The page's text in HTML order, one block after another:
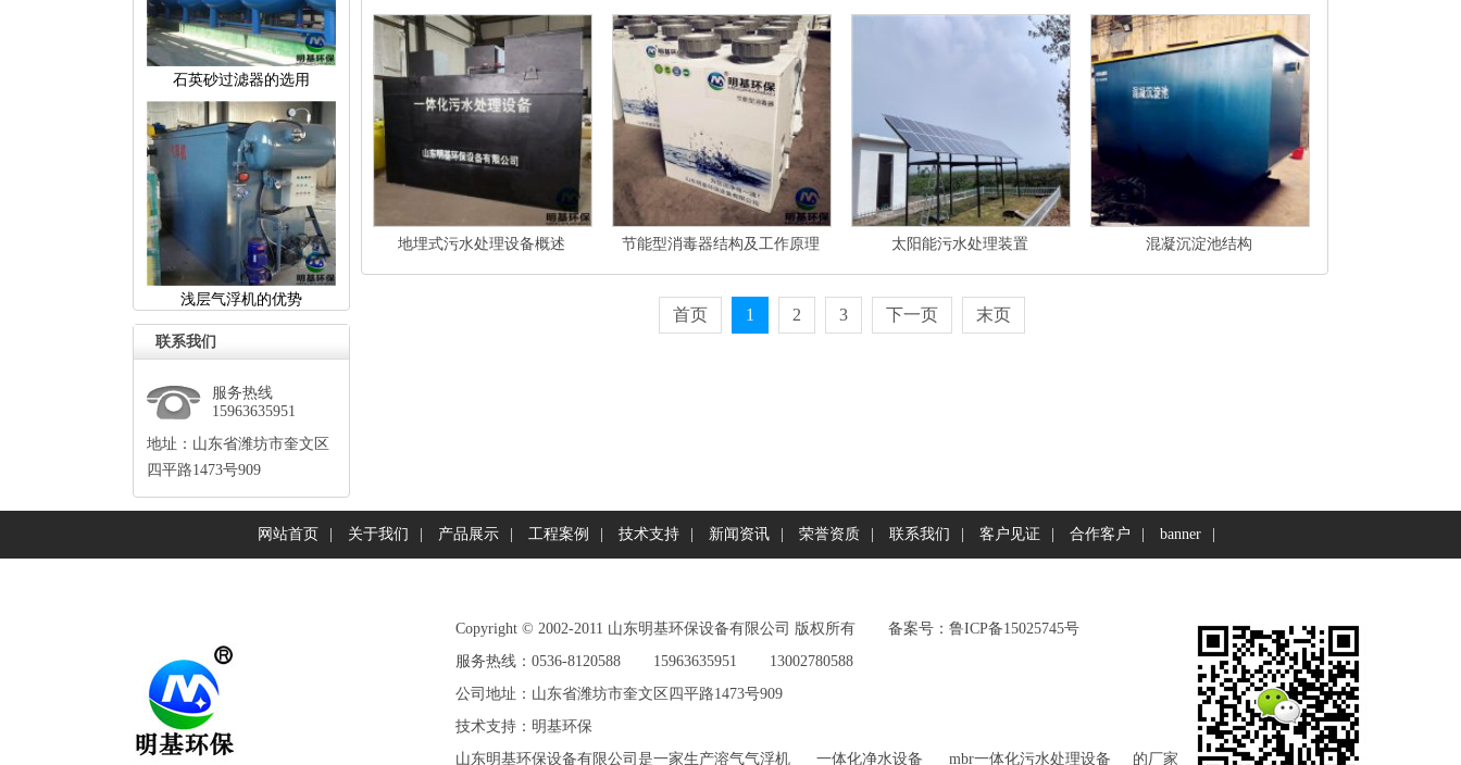
石英砂过滤器的选用
浅层气浮机的优势
联系我们
服务热线
15963635951
地址：山东省潍坊市奎文区
四平路1473号909
地埋式污水处理设备概述 节能型消毒器结构及工作原理 太阳能污水处理装置 混凝沉淀池结构
首页 1 2 3 下一页 末页
网站首页 关于我们 产品展示 工程案例 技术支持 新闻资讯 荣誉资质 联系我们 客户见证 合作客户 banner
Copyright©2002-2011山东明基环保设备有限公司版权所有 备案号： 鲁ICP备15025745号
服务热线：0536-8120588
15963635951
13002780588
公司地址：山东省潍坊市奎文区四平路1473号909
技术支持： 明基环保
山东明基环保设备有限公司是一家生产溶气气浮机 一体化净水设备 mbr一体化污水处理设备 的厂家